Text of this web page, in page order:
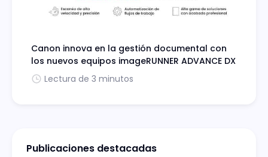
Canon innova en la gestión documental con
los nuevos equipos imageRUNNER ADVANCE DX
Lectura de 3 minutos
Publicaciones destacadas